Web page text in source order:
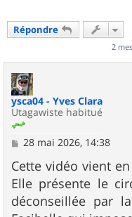
Répondre
2
ysca04 - Yves Clara
Utagawiste habitué
M
s
s
a
g
e
28 mai 2026, 14:38
Cette vidéo vient
Elle présente le
déconseillée par